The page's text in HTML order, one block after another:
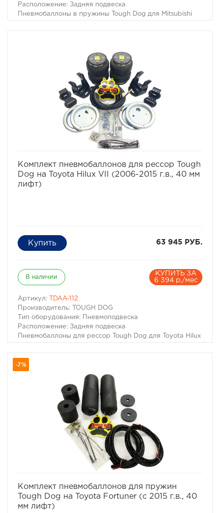
Расположение: Задняя подвеска
Пневмобаллоны в пружины Tough Dog для Mitsubishi
Комплект пневмобаллонов для рессор Tough
Dog на Toyota Hilux VII (2006-2015 г.в., 40 мм
лифт)
63 945 РУБ.
В наличии
КУПИТЬ ЗА
6 394 р./мес
Артикул:
TDAA-112
Производитель: TOUGH DOG
Тип оборудования: Пневмоподвеска
Расположение: Задняя подвеска
Пневмобаллоны для рессор Tough Dog для Toyota Hilux
– Toyota Hilux VII 2011-2015 (рест.) г.в.
– Toyota Hilux VII 2006-2014 г.в.
-7%
Комплект пневмобаллонов для пружин
Tough Dog на Toyota Fortuner (с 2015 г.в., 40
мм лифт)